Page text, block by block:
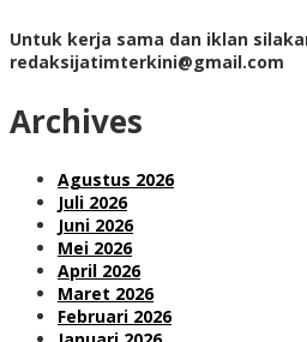
Untuk kerja sama dan iklan
redaksijatimterkini@gmail.com
Archives
Agustus 2026
Juli 2026
Juni 2026
Mei 2026
April 2026
Maret 2026
Februari 2026